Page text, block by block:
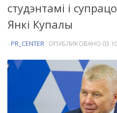
студэнтамі і
Янкі Купалы
-PR_CENTER · ОПУБЛИКОВАНО